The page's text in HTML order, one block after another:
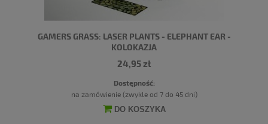
GAMERS GRASS: LASER PLANTS - ELEPHANT EAR -
KOLOKAZJA
24,95 zł
Dostępność:
na zamówienie (zwykle od 7 do 45 dni)
DO KOSZYKA